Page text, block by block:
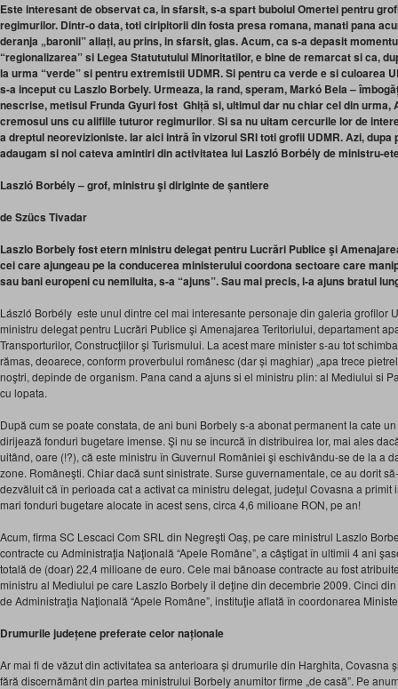
Este interesant de observat ca, in sfarsit, s-a spart buboiul Omertei pentru
regimurilor. Dintr-o data, toti ciripitorii din fosta presa romana, manati pana
deranja „baronii” aliați, au prins, in sfarsit, glas. Acum, ca s-a depasit
“regionalizarea” si Legea Statututului Minoritatilor, e bine de remarcat si ca,
la urma “verde” si pentru extremistii UDMR. Si pentru ca verde e si culoarea
s-a inceput cu Laszlo Borbely. Urmeaza, la rand, speram, Markó Bela –
nescrise, metisul Frunda Gyuri fost Ghiță si, ultimul dar nu chiar cel din urma,
cremosul uns cu alifiile tuturor regimurilor. Si sa nu uitam cercurile lor de
a dreptul neorevizioniste. Iar aici intră în vizorul SRI toti grofii UDMR. Azi,
adaugam si noi cateva amintiri din activitatea lui Laszló Borbélyde ministru-
Laszló Borbély – grof, ministru şi diriginte de șantiere
deSzücs Tivadar
Laszlo Borbely fost etern ministru delegat pentru Lucrări Publice şi
cei care ajungeau pe la conducerea ministerului coordona sectoare care
sau bani europeni cu nemiluita, s-a “ajuns”. Sau mai precis, l-a ajuns bratul
László Borbély este unul dintre cel mai interesante personaje din galeria grofilor
ministru delegat pentru Lucrări Publice şi Amenajarea Teritoriului, departament
Transporturilor, Construcţiilor şi Turismului. La acest mare minister s-au tot
rămas, deoarece, conform proverbului românesc (dar și maghiar) „apa trece
noştri, depinde de organism. Pana cand a ajuns si el ministru plin: al Mediului si
cu lopata.
După cum se poate constata, de ani buni Borbely s-a abonat permanent la cate
dirijează fonduri bugetare imense. Şi nu se încurcă în distribuirea lor, mai ales
uitând, oare (!?), că este ministru în Guvernul României şi eschivându-se de la a
zone. Româneşti. Chiar dacă sunt sinistrate. Surse guvernamentale, ce au dorit
dezvăluit că în perioada cat a activat ca ministru delegat, judeţul Covasna a primit
mari fonduri bugetare alocate în acest sens, circa 4,6 milioane RON, pe an!
Acum, firma SC Lescaci Com SRL din Negreşti Oaş, pe care ministrul Laszlo
contracte cu Administraţia Naţională “Apele Române”, a câştigat în ultimii 4 ani
totală de (doar) 22,4 milioane de euro. Cele mai bănoase contracte au fost
ministru al Mediului pe care Laszlo Borbely îl deţine din decembrie 2009. Cinci
de Administraţia Naţională “Apele Române”, instituţie aflată în coordonarea
Drumurile județene preferate celor naționale
Ar mai fi de văzut din activitatea sa anterioara și drumurile din Harghita, Covasna
fără discernământ din partea ministrului Borbely anumitor firme „de casă”. Pe